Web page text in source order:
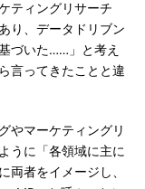
ティングリサーチ
り、データドリブン
づいた……」と考え
言ってきたことと違
やマーケティングリ
うに「各領域に主に
両者をイメージし、